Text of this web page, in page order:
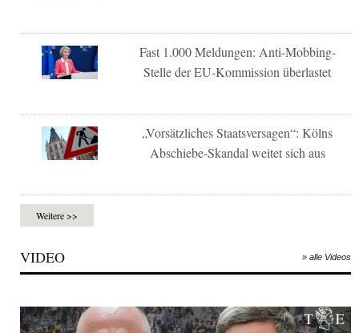
Fast 1.000 Meldungen: Anti-Mobbing-
Stelle der EU-Kommission überlastet
„Vorsätzliches Staatsversagen“: Kölns
Abschiebe-Skandal weitet sich aus
Weitere >>
VIDEO » alle Videos